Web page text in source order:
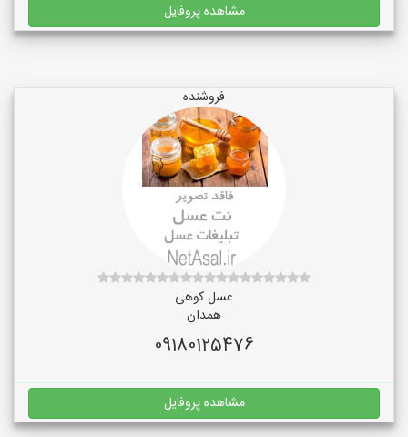
مشاهده پروفایل
فروشنده
عسل کوهی
همدان
09180125476
مشاهده پروفایل